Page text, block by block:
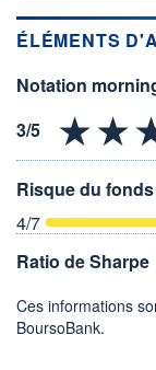
ÉLÉMENTS
Notation
Risque du fonds
4/7
Ratio de Sharpe
Ces informations
BoursoBank.